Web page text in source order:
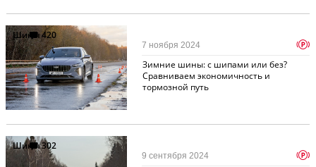
Шины420
Зимние шины: с шипами или без?
Сравниваем экономичность и
тормозной путь
7 ноября 2024 p
Шины302
9 сентября 2024 p